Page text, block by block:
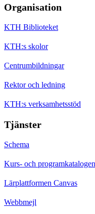
Organisation
KTH Biblioteket
KTH:s skolor
Centrumbildningar
Rektor och ledning
KTH:s verksamhetsstöd
Tjänster
Schema
Kurs- och programkatalogen
Lärplattformen Canvas
Webbmejl